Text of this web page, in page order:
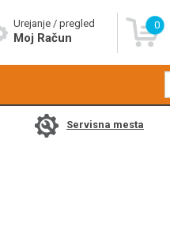
Urejanje / pregled
Moj Račun
0
Servisna mesta